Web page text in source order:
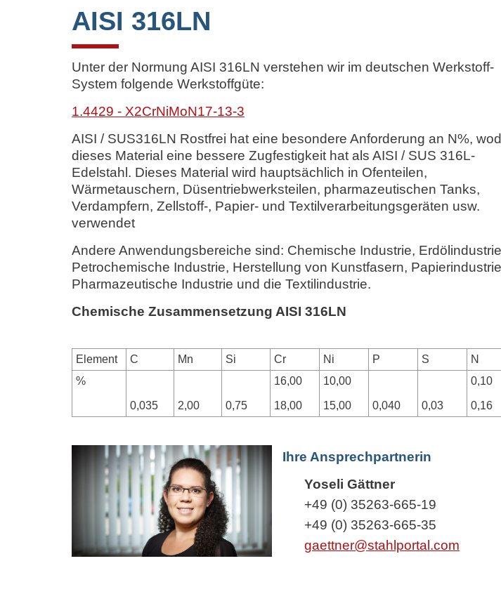
AISI 316LN
Unter der Normung AISI 316LN verstehen wir im deutschen Werkstoff-
System folgende Werkstoffgüte:
1.4429 - X2CrNiMoN17-13-3
AISI / SUS316LN Rostfrei hat eine besondere Anforderung an N%,
dieses Material eine bessere Zugfestigkeit hat als AISI / SUS 316L-
Edelstahl. Dieses Material wird hauptsächlich in Ofenteilen,
Wärmetauschern, Düsentriebwerksteilen, pharmazeutischen Tanks,
Verdampfern, Zellstoff-, Papier- und Textilverarbeitungsgeräten usw.
verwendet
Andere Anwendungsbereiche sind: Chemische Industrie,
Petrochemische Industrie, Herstellung von Kunstfasern,
Pharmazeutische Industrie und die Textilindustrie.
Chemische Zusammensetzung AISI 316LN
Element C Mn Si Cr Ni P S
N
%
0,035 2,00 0,75
16,00
18,00
10,00
15,00 0,040 0,03
0,10
0,16
Ihre Ansprechpartnerin
Yoseli Gättner
+49 (0) 35263-665-19
+49 (0) 35263-665-35
gaettner@stahlportal.com